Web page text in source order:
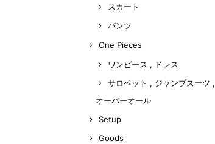
スカート
パンツ
One Pieces
ワンピース , ドレス
サロペット , ジャンプスーツ ,
オーバーオール
Setup
Goods